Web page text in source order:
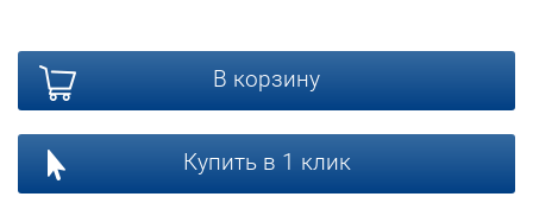
В корзину
Купить в 1 клик